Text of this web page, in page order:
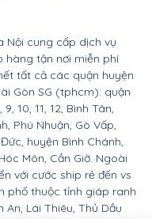
Nội cung cấp dịch vụ
hàng tận nơi miễn phí
tất cả các quận huyện
Gòn SG (tphcm): quận
9, 10, 11, 12, Bình Tân,
Phú Nhuận, Gò Vấp,
huyện Bình Chánh,
Môn, Cần Giờ. Ngoài
với cước ship rẻ đến vs
phố thuộc tỉnh giáp ranh
An, Lái Thiêu, Thủ Dầu